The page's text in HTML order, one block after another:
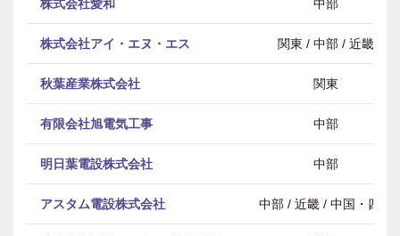
株式会社愛和 中部
株式会社アイ・エヌ・エス 関東 / 中部 / 近畿
秋葉産業株式会社 関東
有限会社旭電気工事 中部
明日葉電設株式会社 中部
アスタム電設株式会社 中部 / 近畿 / 中国・四国